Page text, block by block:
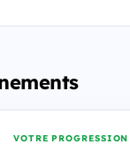
VOTRE PROGRESSION